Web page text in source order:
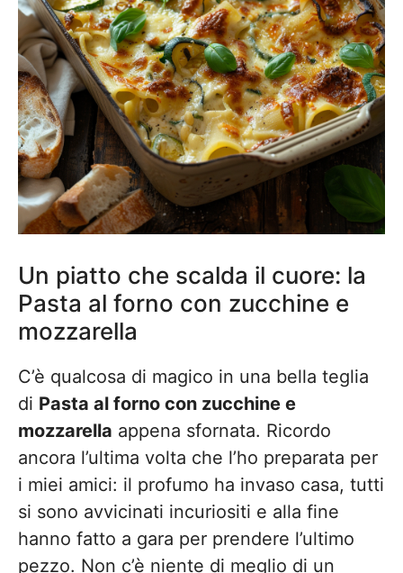
Un piatto che scalda il cuore: la
Pasta al forno con zucchine e
mozzarella
C’è qualcosa di magico in una bella teglia
di Pasta al forno con zucchine e
mozzarella appena sfornata. Ricordo
ancora l’ultima volta che l’ho preparata per
i miei amici: il profumo ha invaso casa, tutti
si sono avvicinati incuriositi e alla fine
hanno fatto a gara per prendere l’ultimo
pezzo. Non c’è niente di meglio di un